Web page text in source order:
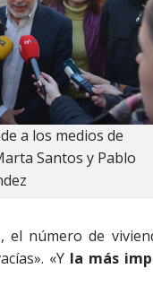
a los medios de
Santos y Pablo
el número de
«Y la más